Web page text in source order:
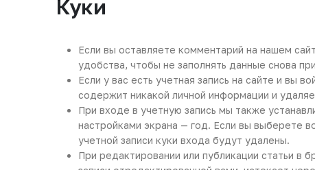
Куки
Если вы оставляете комментарий на нашем
удобства, чтобы не заполнять данные снова
Если у вас есть учетная запись на сайте и вы
содержит никакой личной информации и
При входе в учетную запись мы также
настройками экрана — год. Если вы выберете
учетной записи куки входа будут удалены.
При редактировании или публикации статьи в